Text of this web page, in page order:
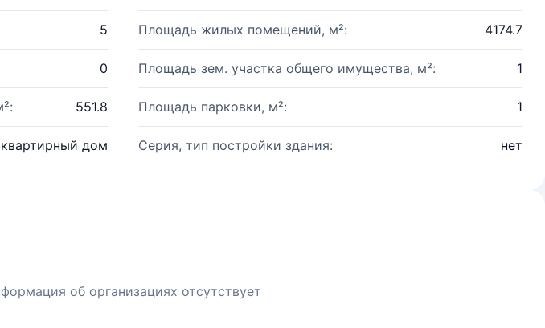
5 Площадь жилых помещений, м²: 4174.7
0 Площадь зем. участка общего имущества, м²: 1
551.8 Площадь парковки, м²: 1
дом Серия, тип постройки здания: нет
об организациях отсутствует